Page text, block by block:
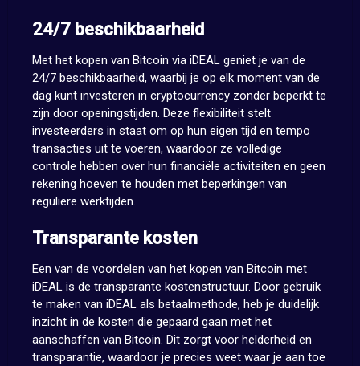
24/7 beschikbaarheid
Met het kopen van Bitcoin via iDEAL geniet je van de
24/7 beschikbaarheid, waarbij je op elk moment van de
dag kunt investeren in cryptocurrency zonder beperkt te
zijn door openingstijden. Deze flexibiliteit stelt
investeerders in staat om op hun eigen tijd en tempo
transacties uit te voeren, waardoor ze volledige
controle hebben over hun financiële activiteiten en geen
rekening hoeven te houden met beperkingen van
reguliere werktijden.
Transparante kosten
Een van de voordelen van het kopen van Bitcoin met
iDEAL is de transparante kostenstructuur. Door gebruik
te maken van iDEAL als betaalmethode, heb je duidelijk
inzicht in de kosten die gepaard gaan met het
aanschaffen van Bitcoin. Dit zorgt voor helderheid en
transparantie, waardoor je precies weet waar je aan toe